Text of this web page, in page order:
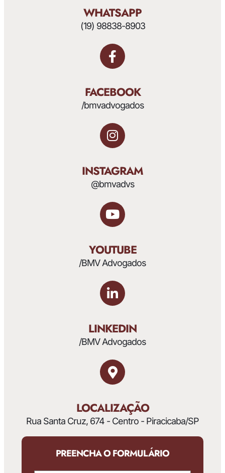
WHATSAPP
(19) 98838-8903
FACEBOOK
/bmvadvogados
INSTAGRAM
@bmvadvs
YOUTUBE
/BMV Advogados
LINKEDIN
/BMV Advogados
LOCALIZAÇÃO
Rua Santa Cruz, 674 - Centro - Piracicaba/SP
PREENCHA O FORMULÁRIO